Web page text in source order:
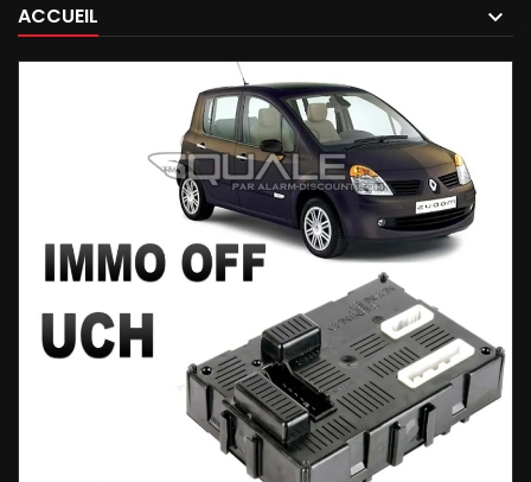
ACCUEIL